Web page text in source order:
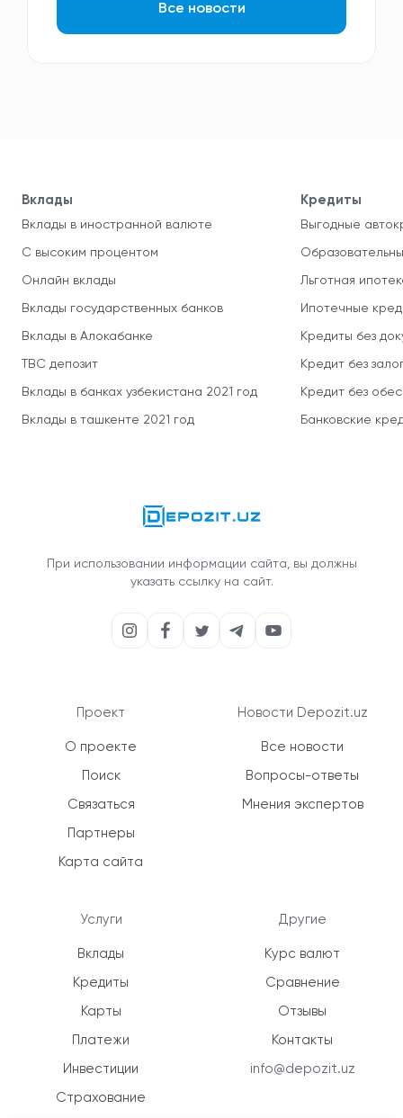
Все новости
Вклады
Вклады в иностранной валюте
С высоким процентом
Онлайн вклады
Вклады государственных банков
Вклады в Алокабанке
TBC депозит
Вклады в банках узбекистана 2021 год
Вклады в ташкенте 2021 год
Кредиты
Выгодные
Льготная
Ипотечные
Кредиты без
Кредит без
Кредит без
Банковские
При использовании информации сайта, вы должны
указать ссылку на сайт.
Проект
О проекте
Поиск
Связаться
Партнеры
Карта сайта
Услуги
Вклады
Кредиты
Карты
Платежи
Инвестиции
Страхование
Новости Depozit.uz
Все новости
Вопросы-ответы
Мнения экспертов
Другие
Курс валют
Сравнение
Отзывы
Контакты
info@depozit.uz